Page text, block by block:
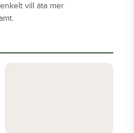
vill äta mer